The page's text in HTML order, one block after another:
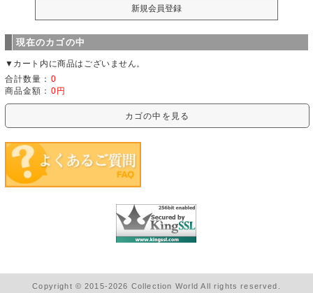
現在のカゴの中
▼カート内に商品はございません。
合計数量： 0
商品金額： 0円
カゴの中を見る
Copyright © 2015-2026 Collection World All rights reserved.